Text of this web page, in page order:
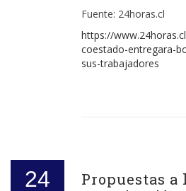
Fuente: 24horas.cl
https://
coestado-entregara-
sus-trabajadores
24
Propuestas a